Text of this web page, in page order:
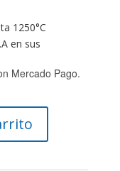
1250°C
en sus
Mercado Pago.